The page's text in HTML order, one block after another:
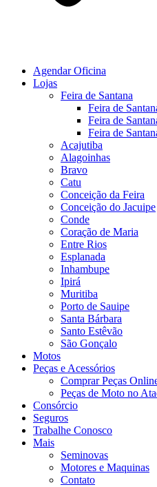
Agendar Oficina
Lojas
Feira de Santana
Feira de
Feira de
Feira de
Acajutiba
Alagoinhas
Bravo
Catu
Conceição da Feira
Conceição do Jacuipe
Conde
Coração de Maria
Entre Rios
Esplanada
Inhambupe
Ipirá
Muritiba
Porto de Sauipe
Santa Bárbara
Santo Estêvão
São Gonçalo
Motos
Peças e Acessórios
Comprar Peças
Peças de Moto no
Consórcio
Seguros
Trabalhe Conosco
Mais
Seminovas
Motores e Maquinas
Contato